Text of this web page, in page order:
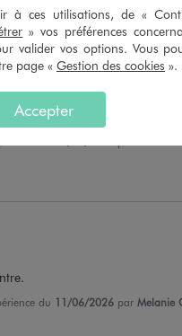
du 11/06/2026 par Melanie
à ces utilisations, de «
» vos préférences
valider vos options. Vous
page « Gestion des cookies ».
Accepter